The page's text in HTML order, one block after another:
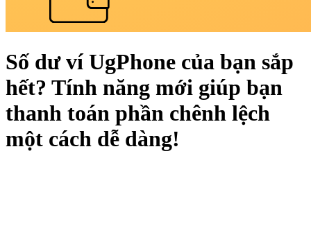
Số dư ví UgPhone của bạn sắp
hết? Tính năng mới giúp bạn
thanh toán phần chênh lệch
một cách dễ dàng!